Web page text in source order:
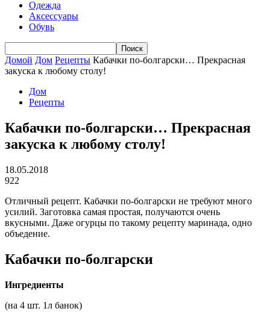
Одежда
Аксессуары
Обувь
Домой Дом Рецепты Кабачки по-болгарски… Прекрасная
закуска к любому столу!
Дом
Рецепты
Кабачки по-болгарски… Прекрасная
закуска к любому столу!
18.05.2018
922
Отличный рецепт. Кабачки по-болгарски не требуют много
усилий. Заготовка самая простая, получаются очень
вкусными. Даже огурцы по такому рецепту маринада, одно
объедение.
Кабачки по-болгарски
Ингредиенты
(на 4 шт. 1л банок)